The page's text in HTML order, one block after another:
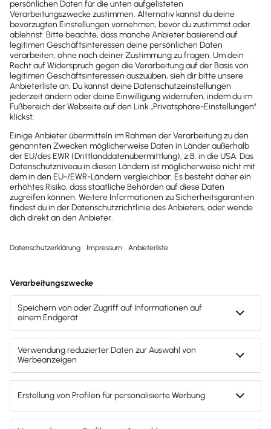
2026
Buchhaltungssoftware
Testsieger
2025
Buchhaltungssoftware
Testsieger
Testsieger Testsieger
2022
Testsieger
2025
Mach's dir leicht und gib deinem Business den
entscheidenden Push – mit unserer Software für
Buchhaltung & Lohn.